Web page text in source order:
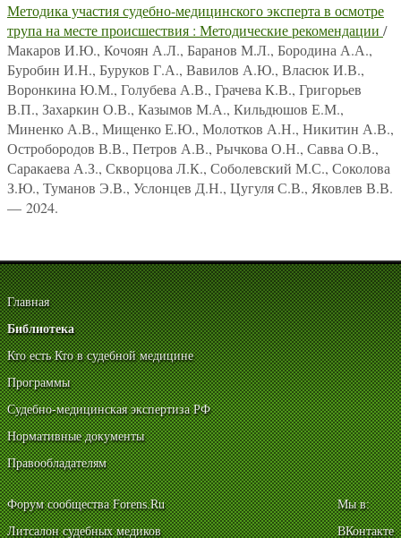
Методика участия судебно-медицинского эксперта в осмотре
трупа на месте происшествия : Методические рекомендации /
Макаров И.Ю., Кочоян А.Л., Баранов М.Л., Бородина А.А.,
Буробин И.Н., Буруков Г.А., Вавилов А.Ю., Власюк И.В.,
Воронкина Ю.М., Голубева А.В., Грачева К.В., Григорьев
В.П., Захаркин О.В., Казымов М.А., Кильдюшов Е.М.,
Миненко А.В., Мищенко Е.Ю., Молотков А.Н., Никитин А.В.,
Остробородов В.В., Петров А.В., Рычкова О.Н., Савва О.В.,
Саракаева А.З., Скворцова Л.К., Соболевский М.С., Соколова
З.Ю., Туманов Э.В., Услонцев Д.Н., Цугуля С.В., Яковлев В.В.
— 2024.
Главная
Библиотека
Кто есть Кто в судебной медицине
Программы
Судебно-медицинская экспертиза РФ
Нормативные документы
Правообладателям
Форум сообщества Forens.Ru
Литсалон судебных медиков
Мы в:
ВКонтакте